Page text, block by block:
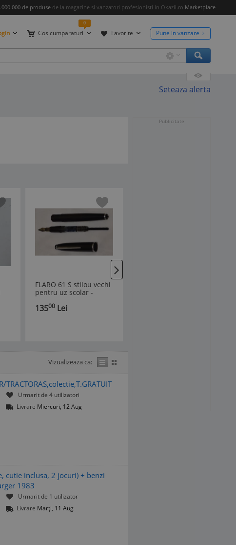
de produse de la magazine si vanzatori profesionisti in Okazii.ro Marketplace
Cos cumparaturi
0
Favorite Pune in vanzare
Seteaza alerta
FLARO 61 S stilou vechi
pentru uz scolar -
1970
13500 Lei
Vizualizeaza ca:
Urmarit de 4 utilizatori
Livrare Miercuri, 12 Aug
cutie inclusa, 2 jocuri) + benzi
1983
Urmarit de 1 utilizator
Livrare Marți, 11 Aug
Publicitate